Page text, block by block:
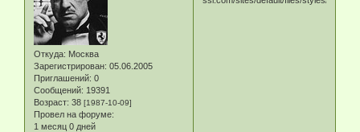
Откуда: Москва
Зарегистрирован: 05.06.2005
Приглашений: 0
Сообщений: 19391
Возраст: 38 [1987-10-09]
Провел на форуме:
1 месяц 0 дней